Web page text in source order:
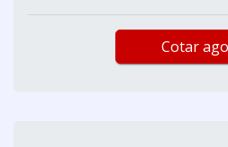
Cotar